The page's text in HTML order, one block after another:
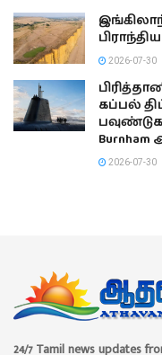
2026-07-30
கப்பல்
Burnham
2026-07-30
24/7 Tamil news updates